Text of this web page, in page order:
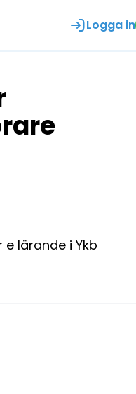
Logga in
lärande i Ykb